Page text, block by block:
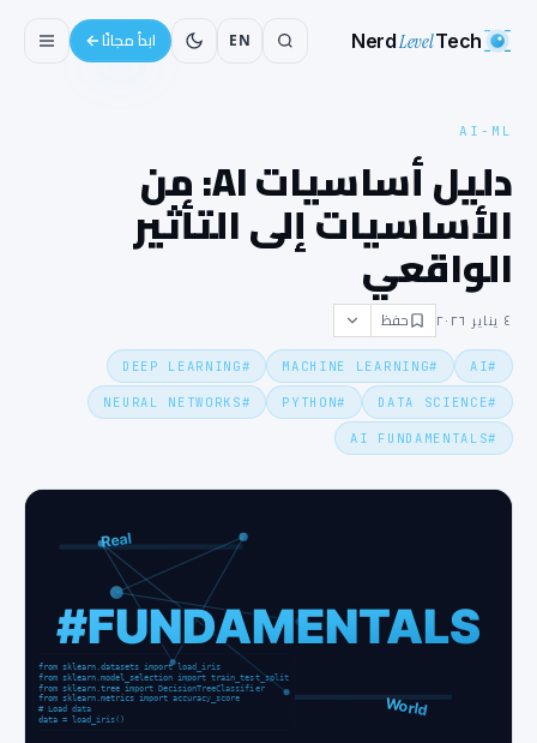
NerdLevelTech
EN ابدأ مجانًا
AI-ML
دليل أساسيات AI: من
الأساسيات إلى التأثير
الواقعي
٤ يناير ٢٠٢٦ حفظ
#
AI
#
MACHINE LEARNING
#
DEEP LEARNING
#
DATA SCIENCE
#
PYTHON
#
NEURAL NETWORKS
#
AI FUNDAMENTALS